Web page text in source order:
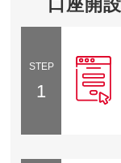
口座開
STEP
1